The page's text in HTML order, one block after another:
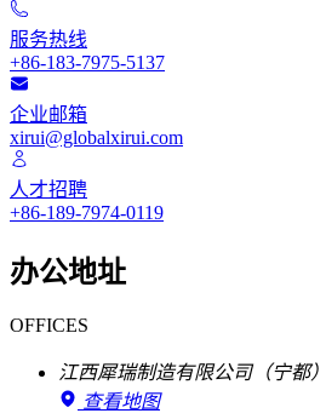
服务热线
+86-183-7975-5137
企业邮箱
xirui@globalxirui.com
人才招聘
+86-189-7974-0119
办公地址
OFFICES
江西犀瑞制造有限公司（宁都）
查看地图